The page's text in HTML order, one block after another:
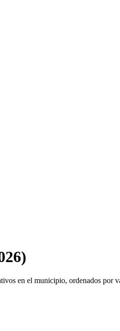
en el municipio, ordenados por